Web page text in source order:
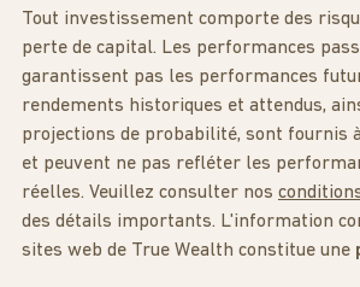
Tout investissement comporte des
perte de capital. Les performances
garantissent pas les performances
rendements historiques et attendus,
projections de probabilité, sont fournis
et peuvent ne pas refléter les
réelles. Veuillez consulter nos
des détails importants. L'information
sites web de True Wealth constitue une